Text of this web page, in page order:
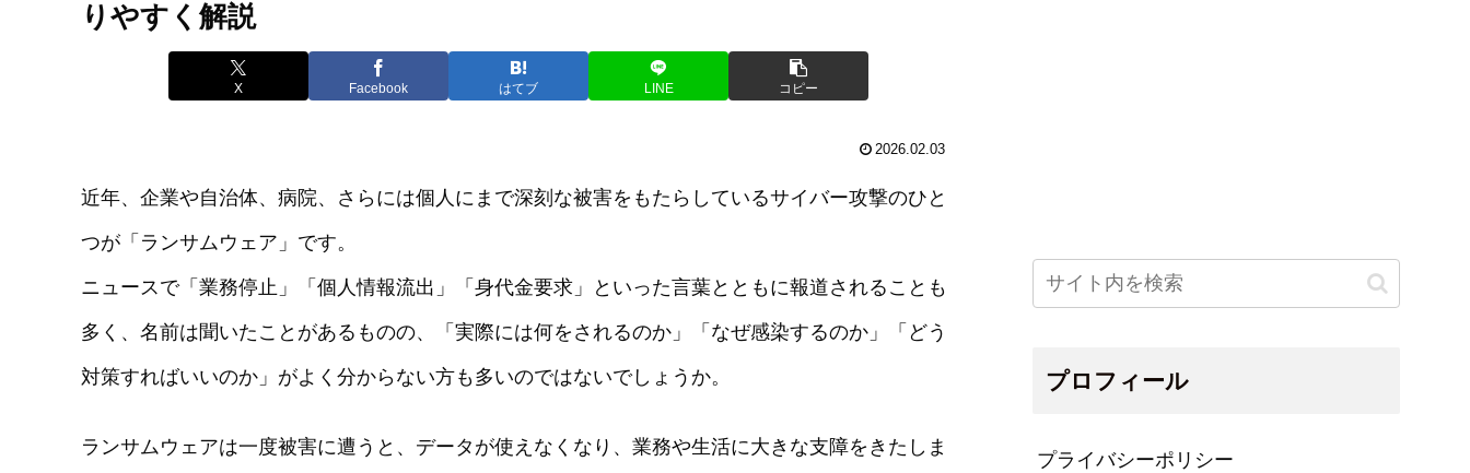
りやすく解説
X Facebook はてブ LINE コピー
2026.02.03
近年、企業や自治体、病院、さらには個人にまで深刻な被害をもたらしているサイバー攻撃のひと
つが「ランサムウェア」です。
ニュースで「業務停止」「個人情報流出」「身代金要求」といった言葉とともに報道されることも
多く、名前は聞いたことがあるものの、「実際には何をされるのか」「なぜ感染するのか」「どう
対策すればいいのか」がよく分からない方も多いのではないでしょうか。
ランサムウェアは一度被害に遭うと、データが使えなくなり、業務や生活に大きな支障をきたしま
プロフィール
プライバシーポリシー